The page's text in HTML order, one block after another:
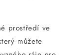
prostředí ve
můžete